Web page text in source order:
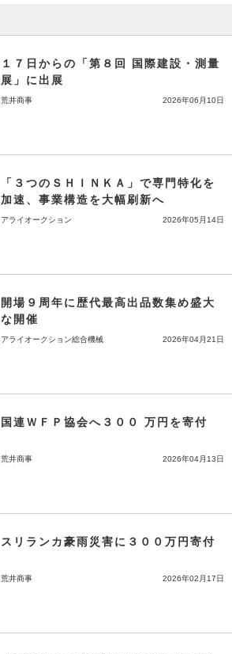
１７日からの「第８回 国際建設・測量
展」に出展
荒井商事 2026年06月10日
「３つのＳＨＩＮＫＡ」で専門特化を
加速、事業構造を大幅刷新へ
アライオークション 2026年05月14日
開場９周年に歴代最高出品数集め盛大
な開催
アライオークション総合機械 2026年04月21日
国連ＷＦＰ協会へ３００ 万円を寄付
荒井商事 2026年04月13日
スリランカ豪雨災害に３００万円寄付
荒井商事 2026年02月17日